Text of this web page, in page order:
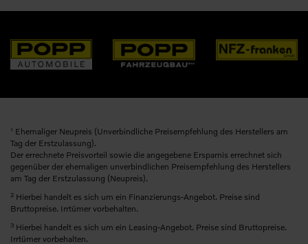
1 Ehemaliger Neupreis (Unverbindliche Preisempfehlung des Herstellers am
Tag der Erstzulassung).
Der errechnete Preisvorteil sowie die angegebene Ersparnis errechnet sich
gegenüber der ehemaligen unverbindlichen Preisempfehlung des Herstellers
am Tag der Erstzulassung (Neupreis).
2 Hierbei handelt es sich um ein Finanzierungs-Angebot. Preise sind
Bruttopreise. Irrtümer vorbehalten.
3 Hierbei handelt es sich um ein Leasing-Angebot. Preise sind Bruttopreise.
Irrtümer vorbehalten.